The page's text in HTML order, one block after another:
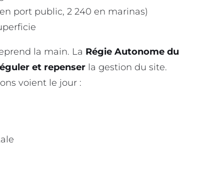
port public, 2 240 en marinas)
la main. La Régie Autonome du
et repenser la gestion du site.
voient le jour :